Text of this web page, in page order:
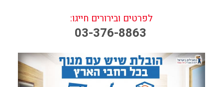
לפרטים ובירורים חייגו:
03-376-8863